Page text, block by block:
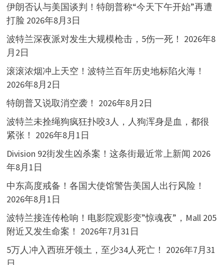
伊朗否认与美国谈判！特朗普称“今天下午开始”再遭
打脸 2026年8月3日
波特兰深夜派对发生大规模枪击，5伤一死！ 2026年8
月2日
滚滚浓烟冲上天空！波特兰百年历史地标陷火海！
2026年8月2日
特朗普又说取消空袭！ 2026年8月2日
波特兰未拴绳狗疯狂扑咬3人，人狗浑身是血，都很
紧张！ 2026年8月1日
Division 92街发生凶杀案！这条街最近常上新闻 2026
年8月1日
中东高度戒备！各国大使馆警告美国人出行风险！
2026年8月1日
波特兰接连传枪响！电影院观影变”惊魂夜”，Mall 205
附近又发生命案！ 2026年7月31日
5万人冲入西班牙领土，至少34人死亡！ 2026年7月31